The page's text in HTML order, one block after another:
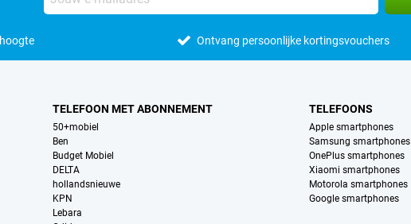
Ontvang persoonlijke kortingsvouchers
TELEFOON MET ABONNEMENT
50+mobiel
Ben
Budget Mobiel
DELTA
hollandsnieuwe
KPN
Lebara
TELEFOONS
Apple smartphones
Samsung smartphones
OnePlus smartphones
Xiaomi smartphones
Motorola smartphones
Google smartphones